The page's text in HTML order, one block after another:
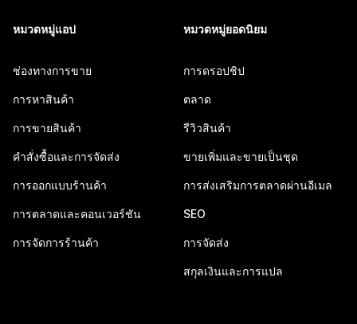
หมวดหมู่แอป
ช่องทางการขาย
การหาสินค้า
การขายสินค้า
คำสั่งซื้อและการจัดส่ง
การออกแบบร้านค้า
การตลาดและคอนเวอร์ชัน
การจัดการร้านค้า
หมวดหมู่ยอดนิยม
การดรอปชิป
ตลาด
รีวิวสินค้า
ขายเพิ่มและขายเป็นชุด
การส่งเสริมการตลาดผ่านอีเมล
SEO
การจัดส่ง
สกุลเงินและการแปล